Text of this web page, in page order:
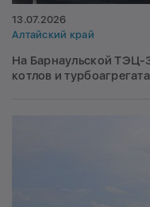
13.07.2026
Алтайский край
На Барнаульской ТЭЦ-
котлов и турбоагрегата